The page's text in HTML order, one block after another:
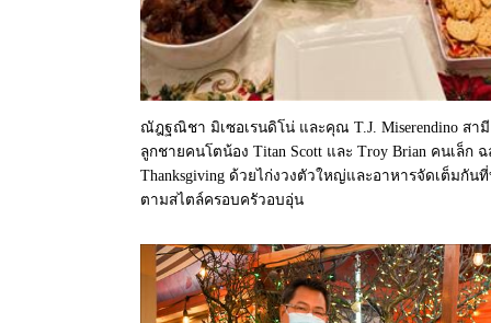
ณัฎฐณิชา มิเซอเรนดิโน่ และคุณ T.J. Miserendino สา
ลูกชายคนโตน้อง Titan Scott และ Troy Brian คนเล็ก
Thanksgiving ด้วยไก่งวงตัวใหญ่และอาหารจัดเต็มกัน
ตามสไตล์ครอบครัวอบอุ่น